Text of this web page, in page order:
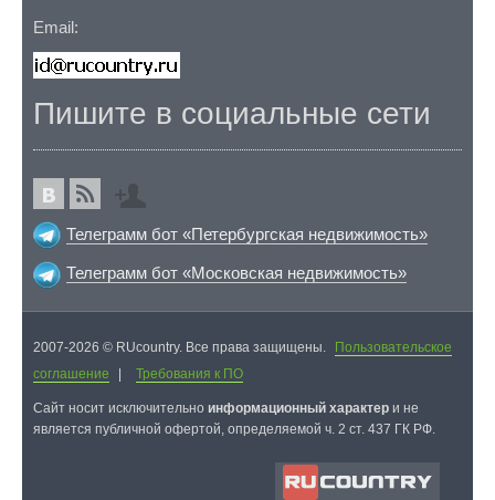
Email:
Пишите в социальные сети
Телеграмм бот «Петербургская недвижимость»
Телеграмм бот «Московская недвижимость»
2007-2026 © RUcountry. Все права защищены.
Пользовательское
соглашение
| Требования к ПО
Cайт носит исключительно информационный характер и не
является публичной офертой, определяемой ч. 2 ст. 437 ГК РФ.